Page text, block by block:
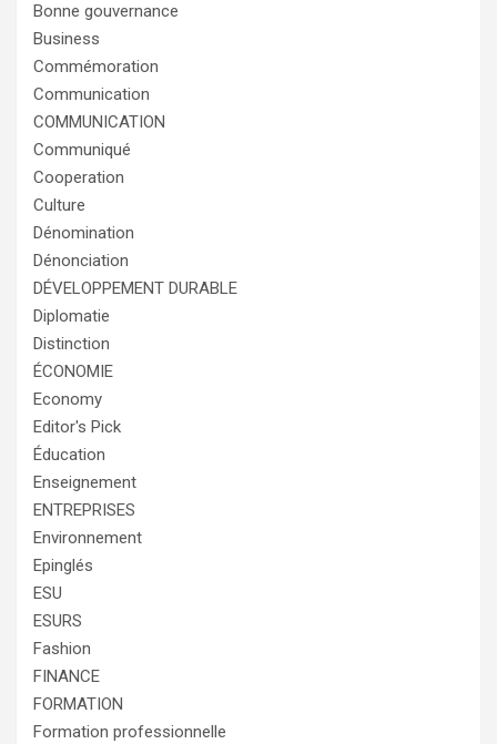
Bonne gouvernance
Business
Commémoration
Communication
COMMUNICATION
Communiqué
Cooperation
Culture
Dénomination
Dénonciation
DÉVELOPPEMENT DURABLE
Diplomatie
Distinction
ÉCONOMIE
Economy
Editor's Pick
Éducation
Enseignement
ENTREPRISES
Environnement
Epinglés
ESU
ESURS
Fashion
FINANCE
FORMATION
Formation professionnelle